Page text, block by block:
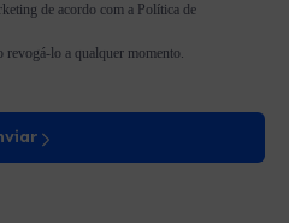
de acordo com a Política de
revogá-lo a qualquer momento.